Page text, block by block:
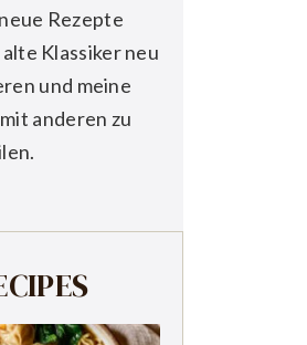
Rezepte
Klassiker neu
und meine
anderen zu